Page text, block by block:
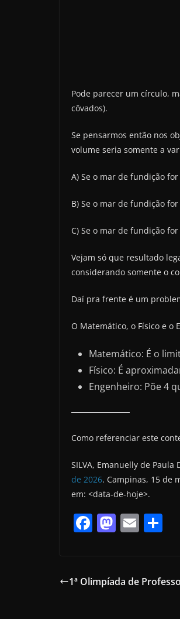
Pode parecer um círculo,
côvados).
Se pensarmos então nos
volume seria somente a
A) Se o mar de fundição
B) Se o mar de fundição
C) Se o mar de fundição
Vejam só que resultado
considerando somente o
Daí pra frente é um
O Matemático, o Físico e o
Matemático: É o
Físico: É
Engenheiro: Põe 4
Como referenciar este
SILVA, Emanuelly de
de 2026. Campinas, 15 de
em: <data-de-hoje>.
F
e
M
o
E
l e
1ª Olimpíada de